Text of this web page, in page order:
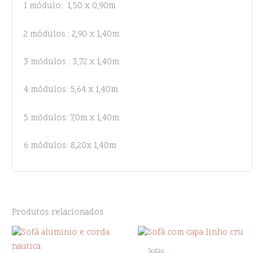
1 módulo: 1,50 x 0,90m
2 módulos : 2,90 x 1,40m
3 módulos : 3,72 x 1,40m
4 módulos: 5,64 x 1,40m
5 módulos: 7,0m x 1,40m
6 módulos: 8,20x 1,40m
Produtos relacionados